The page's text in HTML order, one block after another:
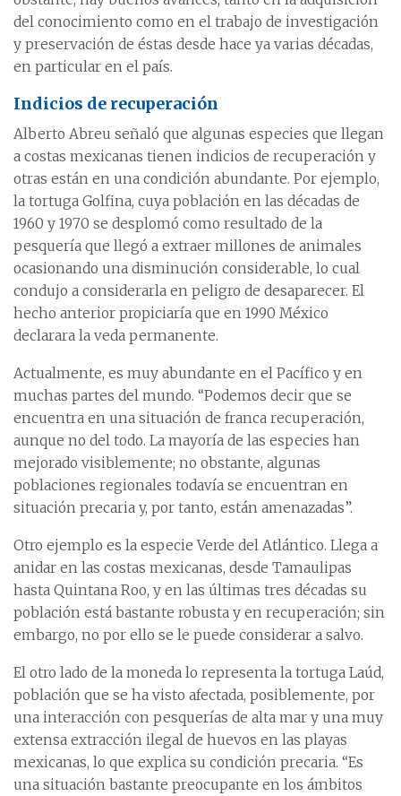
del conocimiento como en el trabajo de investigación
y preservación de éstas desde hace ya varias décadas,
en particular en el país.
Indicios de recuperación
Alberto Abreu señaló que algunas especies que llegan
a costas mexicanas tienen indicios de recuperación y
otras están en una condición abundante. Por ejemplo,
la tortuga Golfina, cuya población en las décadas de
1960 y 1970 se desplomó como resultado de la
pesquería que llegó a extraer millones de animales
ocasionando una disminución considerable, lo cual
condujo a considerarla en peligro de desaparecer. El
hecho anterior propiciaría que en 1990 México
declarara la veda permanente.
Actualmente, es muy abundante en el Pacífico y en
muchas partes del mundo. “Podemos decir que se
encuentra en una situación de franca recuperación,
aunque no del todo. La mayoría de las especies han
mejorado visiblemente; no obstante, algunas
poblaciones regionales todavía se encuentran en
situación precaria y, por tanto, están amenazadas”.
Otro ejemplo es la especie Verde del Atlántico. Llega a
anidar en las costas mexicanas, desde Tamaulipas
hasta Quintana Roo, y en las últimas tres décadas su
población está bastante robusta y en recuperación; sin
embargo, no por ello se le puede considerar a salvo.
El otro lado de la moneda lo representa la tortuga Laúd,
población que se ha visto afectada, posiblemente, por
una interacción con pesquerías de alta mar y una muy
extensa extracción ilegal de huevos en las playas
mexicanas, lo que explica su condición precaria. “Es
una situación bastante preocupante en los ámbitos